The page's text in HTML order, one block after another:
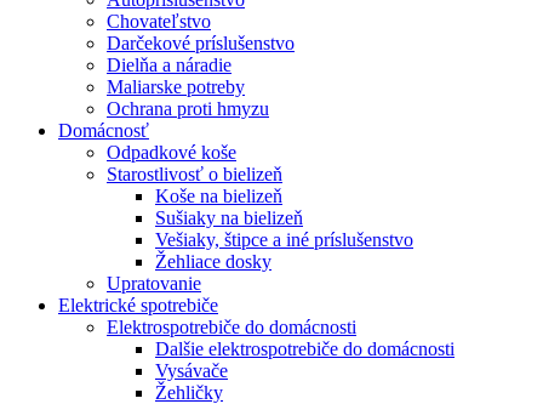
Chovateľstvo
Darčekové príslušenstvo
Dielňa a náradie
Maliarske potreby
Ochrana proti hmyzu
Domácnosť
Odpadkové koše
Starostlivosť o bielizeň
Koše na bielizeň
Sušiaky na bielizeň
Vešiaky, štipce a iné príslušenstvo
Žehliace dosky
Upratovanie
Elektrické spotrebiče
Elektrospotrebiče do domácnosti
Dalšie elektrospotrebiče do domácnosti
Vysávače
Žehličky